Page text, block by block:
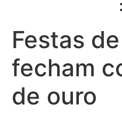
Festas
fecham
de ouro